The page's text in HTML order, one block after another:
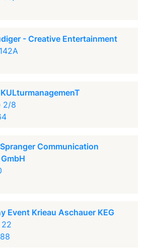
- Creative Entertainment
2/8
Communication
Event Krieau Aschauer KEG